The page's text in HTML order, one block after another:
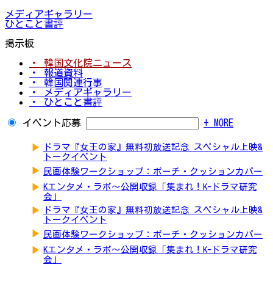
メディアギャラリー
ひとこと書評
掲示板
・ 韓国文化院ニュース
・ 報道資料
・ 韓国関連行事
・ メディアギャラリー
・ ひとこと書評
イベント応募 + MORE
▶
ドラマ『女王の家』無料初放送記念 スペシャル上映&
トークイベント
▶ 民画体験ワークショップ：ポーチ・クッションカバー
▶ Kエンタメ・ラボ～公開収録「集まれ！K-ドラマ研究
会」
▶
ドラマ『女王の家』無料初放送記念 スペシャル上映&
トークイベント
▶ 民画体験ワークショップ：ポーチ・クッションカバー
▶ Kエンタメ・ラボ～公開収録「集まれ！K-ドラマ研究
会」